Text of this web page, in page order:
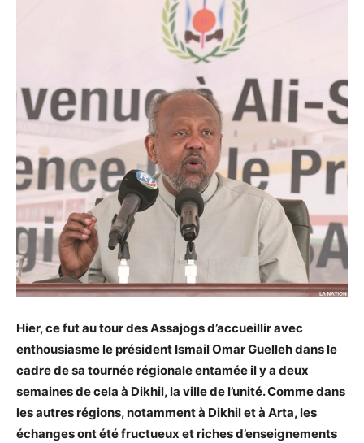
Hier, ce fut au tour des Assajogs d’accueillir avec
enthousiasme le président Ismail Omar Guelleh dans le
cadre de sa tournée régionale entamée il y a deux
semaines de cela à Dikhil, la ville de l’unité. Comme dans
les autres régions, notamment à Dikhil et à Arta, les
échanges ont été fructueux et riches d’enseignements